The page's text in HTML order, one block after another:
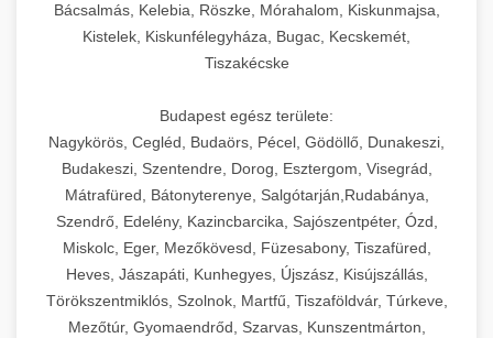
Bácsalmás, Kelebia, Röszke, Mórahalom, Kiskunmajsa,
Kistelek, Kiskunfélegyháza, Bugac, Kecskemét,
Tiszakécske
Budapest egész területe:
Nagykörös, Cegléd, Budaörs, Pécel, Gödöllő, Dunakeszi,
Budakeszi, Szentendre, Dorog, Esztergom, Visegrád,
Mátrafüred, Bátonyterenye, Salgótarján,Rudabánya,
Szendrő, Edelény, Kazincbarcika, Sajószentpéter, Ózd,
Miskolc, Eger, Mezőkövesd, Füzesabony, Tiszafüred,
Heves, Jászapáti, Kunhegyes, Újszász, Kisújszállás,
Törökszentmiklós, Szolnok, Martfű, Tiszaföldvár, Túrkeve,
Mezőtúr, Gyomaendrőd, Szarvas, Kunszentmárton,